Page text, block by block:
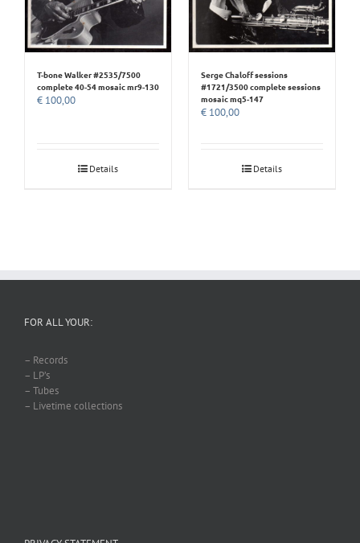
T-bone Walker #2535/7500
complete 40-54 mosaic mr9-130
€ 100,00
Details
Serge Chaloff sessions
#1721/3500 complete sessions
mosaic mq5-147
€ 100,00
Details
FOR ALL YOUR:
– Records
– LP’s
– Tubes
– Livetime collections